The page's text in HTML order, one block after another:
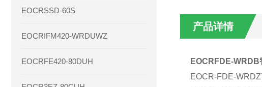
EOCRSSD-60S
EOCRIFM420-WRDUWZ
EOCRFE420-80DUH
产品详情
EOCRFDE-
EOCR-FDE-